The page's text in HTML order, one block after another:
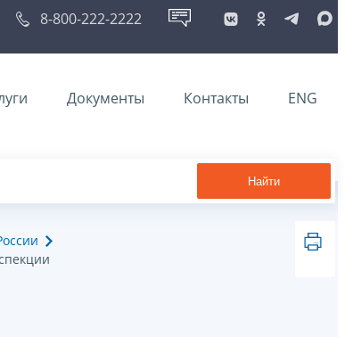
8-800-222-2222
Документы Контакты ENG
Найти